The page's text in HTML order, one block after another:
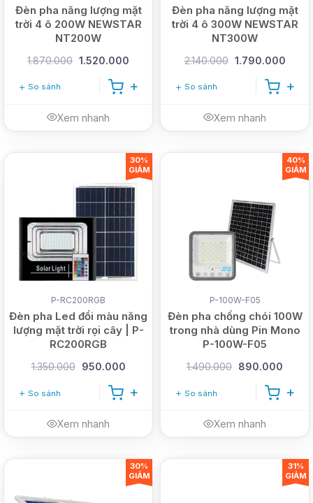
Đèn pha năng lượng mặt
trời 4 ô 200W NEWSTAR
NT200W
1.870.000 1.520.000
So sánh
Xem nhanh
Đèn pha năng lượng mặt
trời 4 ô 300W NEWSTAR
NT300W
2.140.000 1.790.000
So sánh
Xem nhanh
P-RC200RGB
Đèn pha Led đổi màu năng
lượng mặt trời rọi cây | P-
RC200RGB
1.350.000 950.000
So sánh
Xem nhanh
30%
GIẢM
P-100W-F05
Đèn pha chống chói 100W
trong nhà dùng Pin Mono
P-100W-F05
1.490.000 890.000
So sánh
Xem nhanh
40%
GIẢM
30%
GIẢM
31%
GIẢM